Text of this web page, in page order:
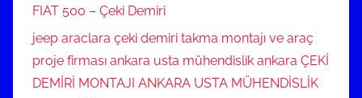
FIAT 500 – Çeki Demiri
jeep araclara çeki demiri takma montajı ve araç
proje firması ankara usta mühendislik ankara ÇEKİ
DEMİRİ MONTAJI ANKARA USTA MÜHENDİSLİK